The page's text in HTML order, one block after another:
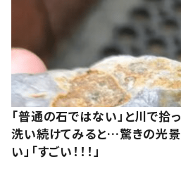
「普通の石ではない」と川で拾
洗い続けてみると…驚きの光景
い」「すごい！！！」